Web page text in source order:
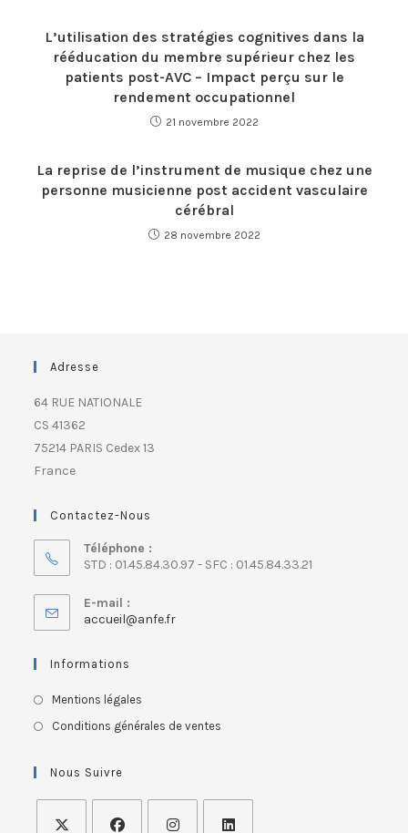
L’utilisation des stratégies cognitives dans la
rééducation du membre supérieur chez les
patients post-AVC – Impact perçu sur le
rendement occupationnel
21 novembre 2022
La reprise de l’instrument de musique chez une
personne musicienne post accident vasculaire
cérébral
28 novembre 2022
Adresse
64 RUE NATIONALE
CS 41362
75214 PARIS Cedex 13
France
Contactez-Nous
Téléphone :
STD : 01.45.84.30.97 - SFC : 01.45.84.33.21
E-mail :
accueil@anfe.fr
Informations
Mentions légales
Conditions générales de ventes
Nous Suivre